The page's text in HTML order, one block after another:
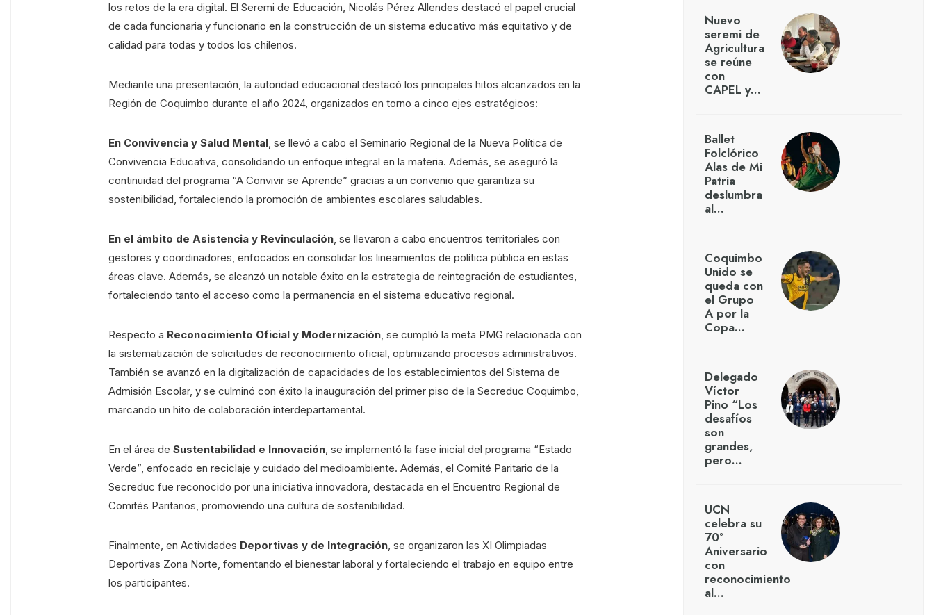
los retos de la era digital. El Seremi de Educación, Nicolás Pérez Allendes destacó el papel crucial
de cada funcionaria y funcionario en la construcción de un sistema educativo más equitativo y de
calidad para todas y todos los chilenos.
Mediante una presentación, la autoridad educacional destacó los principales hitos alcanzados en la
Región de Coquimbo durante el año 2024, organizados en torno a cinco ejes estratégicos:
En Convivencia y Salud Mental, se llevó a cabo el Seminario Regional de la Nueva Política de
Convivencia Educativa, consolidando un enfoque integral en la materia. Además, se aseguró la
continuidad del programa “A Convivir se Aprende” gracias a un convenio que garantiza su
sostenibilidad, fortaleciendo la promoción de ambientes escolares saludables.
En el ámbito de Asistencia y Revinculación, se llevaron a cabo encuentros territoriales con
gestores y coordinadores, enfocados en consolidar los lineamientos de política pública en estas
áreas clave. Además, se alcanzó un notable éxito en la estrategia de reintegración de estudiantes,
fortaleciendo tanto el acceso como la permanencia en el sistema educativo regional.
Respecto a Reconocimiento Oficial y Modernización, se cumplió la meta PMG relacionada con
la sistematización de solicitudes de reconocimiento oficial, optimizando procesos administrativos.
También se avanzó en la digitalización de capacidades de los establecimientos del Sistema de
Admisión Escolar, y se culminó con éxito la inauguración del primer piso de la Secreduc Coquimbo,
marcando un hito de colaboración interdepartamental.
En el área de Sustentabilidad e Innovación, se implementó la fase inicial del programa “Estado
Verde”, enfocado en reciclaje y cuidado del medioambiente. Además, el Comité Paritario de la
Secreduc fue reconocido por una iniciativa innovadora, destacada en el Encuentro Regional de
Comités Paritarios, promoviendo una cultura de sostenibilidad.
Finalmente, en Actividades Deportivas y de Integración, se organizaron las XI Olimpiadas
Deportivas Zona Norte, fomentando el bienestar laboral y fortaleciendo el trabajo en equipo entre
los participantes.
Nuevo
seremi de
Agricultura
se reúne
con
CAPEL y…
Ballet
Folclórico
Alas de Mi
Patria
deslumbra
al…
Coquimbo
Unido se
queda con
el Grupo
A por la
Copa…
Delegado
Víctor
Pino “Los
desafíos
son
grandes,
pero…
UCN
celebra su
70°
Aniversario
con
reconocimiento
al…